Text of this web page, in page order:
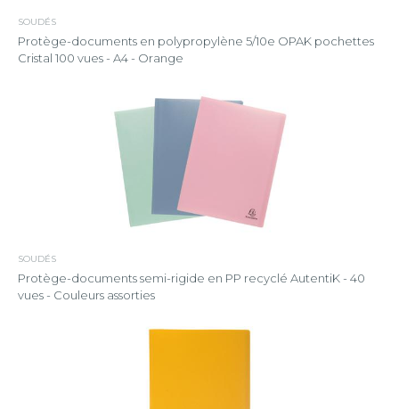
SOUDÉS
Protège-documents en polypropylène 5/10e OPAK pochettes
Cristal 100 vues - A4 - Orange
SOUDÉS
Protège-documents semi-rigide en PP recyclé AutentiK - 40
vues - Couleurs assorties